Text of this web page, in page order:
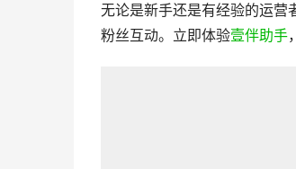
无论是新手还是有经验的运营
粉丝互动。立即体验壹伴助手